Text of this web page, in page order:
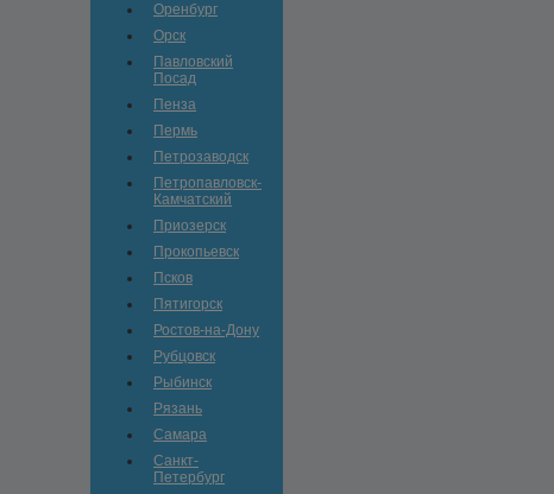
Оренбург
Орск
Павловский
Посад
Пенза
Пермь
Петрозаводск
Петропавловск-
Камчатский
Приозерск
Прокопьевск
Псков
Пятигорск
Ростов-на-Дону
Рубцовск
Рыбинск
Рязань
Самара
Санкт-
Петербург